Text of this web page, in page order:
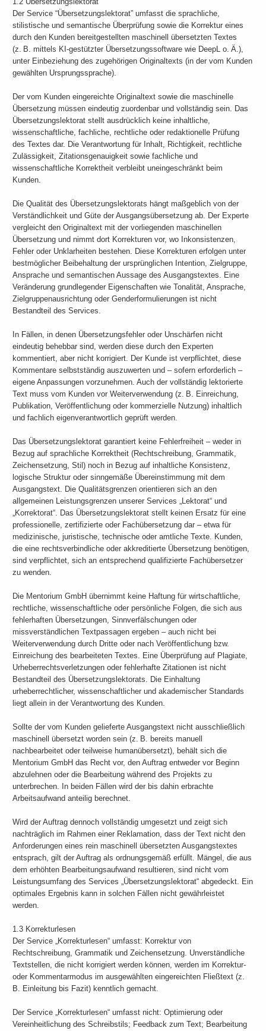
Der Service “Übersetzungslektorat” umfasst die sprachliche,
stilistische und semantische Überprüfung sowie die Korrektur eines
durch den Kunden bereitgestellten maschinell übersetzten Textes
(z. B. mittels KI-gestützter Übersetzungssoftware wie DeepL o. Ä.),
unter Einbeziehung des zugehörigen Originaltexts (in der vom Kunden
gewählten Ursprungssprache).
Der vom Kunden eingereichte Originaltext sowie die maschinelle
Übersetzung müssen eindeutig zuordenbar und vollständig sein. Das
Übersetzungslektorat stellt ausdrücklich keine inhaltliche,
wissenschaftliche, fachliche, rechtliche oder redaktionelle Prüfung
des Textes dar. Die Verantwortung für Inhalt, Richtigkeit, rechtliche
Zulässigkeit, Zitationsgenauigkeit sowie fachliche und
wissenschaftliche Korrektheit verbleibt uneingeschränkt beim
Kunden.
Die Qualität des Übersetzungslektorats hängt maßgeblich von der
Verständlichkeit und Güte der Ausgangsübersetzung ab. Der Experte
vergleicht den Originaltext mit der vorliegenden maschinellen
Übersetzung und nimmt dort Korrekturen vor, wo Inkonsistenzen,
Fehler oder Unklarheiten bestehen. Diese Korrekturen erfolgen unter
bestmöglicher Beibehaltung der ursprünglichen Intention, Zielgruppe,
Ansprache und semantischen Aussage des Ausgangstextes. Eine
Veränderung grundlegender Eigenschaften wie Tonalität, Ansprache,
Zielgruppenausrichtung oder Genderformulierungen ist nicht
Bestandteil des Services.
In Fällen, in denen Übersetzungsfehler oder Unschärfen nicht
eindeutig behebbar sind, werden diese durch den Experten
kommentiert, aber nicht korrigiert. Der Kunde ist verpflichtet, diese
Kommentare selbstständig auszuwerten und – sofern erforderlich –
eigene Anpassungen vorzunehmen. Auch der vollständig lektorierte
Text muss vom Kunden vor Weiterverwendung (z. B. Einreichung,
Publikation, Veröffentlichung oder kommerzielle Nutzung) inhaltlich
und fachlich eigenverantwortlich geprüft werden.
Das Übersetzungslektorat garantiert keine Fehlerfreiheit – weder in
Bezug auf sprachliche Korrektheit (Rechtschreibung, Grammatik,
Zeichensetzung, Stil) noch in Bezug auf inhaltliche Konsistenz,
logische Struktur oder sinngemäße Übereinstimmung mit dem
Ausgangstext. Die Qualitätsgrenzen orientieren sich an den
allgemeinen Leistungsgrenzen unserer Services „Lektorat“ und
„Korrektorat“. Das Übersetzungslektorat stellt keinen Ersatz für eine
professionelle, zertifizierte oder Fachübersetzung dar – etwa für
medizinische, juristische, technische oder amtliche Texte. Kunden,
die eine rechtsverbindliche oder akkreditierte Übersetzung benötigen,
sind verpflichtet, sich an entsprechend qualifizierte Fachübersetzer
zu wenden.
Die Mentorium GmbH übernimmt keine Haftung für wirtschaftliche,
rechtliche, wissenschaftliche oder persönliche Folgen, die sich aus
fehlerhaften Übersetzungen, Sinnverfälschungen oder
missverständlichen Textpassagen ergeben – auch nicht bei
Weiterverwendung durch Dritte oder nach Veröffentlichung bzw.
Einreichung des bearbeiteten Textes. Eine Überprüfung auf Plagiate,
Urheberrechtsverletzungen oder fehlerhafte Zitationen ist nicht
Bestandteil des Übersetzungslektorats. Die Einhaltung
urheberrechtlicher, wissenschaftlicher und akademischer Standards
liegt allein in der Verantwortung des Kunden.
Sollte der vom Kunden gelieferte Ausgangstext nicht ausschließlich
maschinell übersetzt worden sein (z. B. bereits manuell
nachbearbeitet oder teilweise humanübersetzt), behält sich die
Mentorium GmbH das Recht vor, den Auftrag entweder vor Beginn
abzulehnen oder die Bearbeitung während des Projekts zu
unterbrechen. In beiden Fällen wird der bis dahin erbrachte
Arbeitsaufwand anteilig berechnet.
Wird der Auftrag dennoch vollständig umgesetzt und zeigt sich
nachträglich im Rahmen einer Reklamation, dass der Text nicht den
Anforderungen eines rein maschinell übersetzten Ausgangstextes
entsprach, gilt der Auftrag als ordnungsgemäß erfüllt. Mängel, die aus
dem erhöhten Bearbeitungsaufwand resultieren, sind nicht vom
Leistungsumfang des Services „Übersetzungslektorat“ abgedeckt. Ein
optimales Ergebnis kann in solchen Fällen nicht gewährleistet
werden.
1.3 Korrekturlesen
Der Service „Korrekturlesen“ umfasst: Korrektur von
Rechtschreibung, Grammatik und Zeichensetzung. Unverständliche
Textstellen, die nicht korrigiert werden können, werden im Korrektur-
oder Kommentarmodus im ausgewählten eingereichten Fließtext (z.
B. Einleitung bis Fazit) kenntlich gemacht.
Der Service „Korrekturlesen“ umfasst nicht: Optimierung oder
Vereinheitlichung des Schreibstils; Feedback zum Text; Bearbeitung